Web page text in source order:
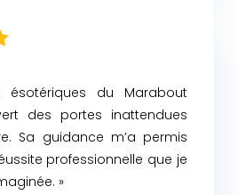
ésotériques du Marabout
des portes inattendues
Sa guidance m’a permis
professionnelle que je
»